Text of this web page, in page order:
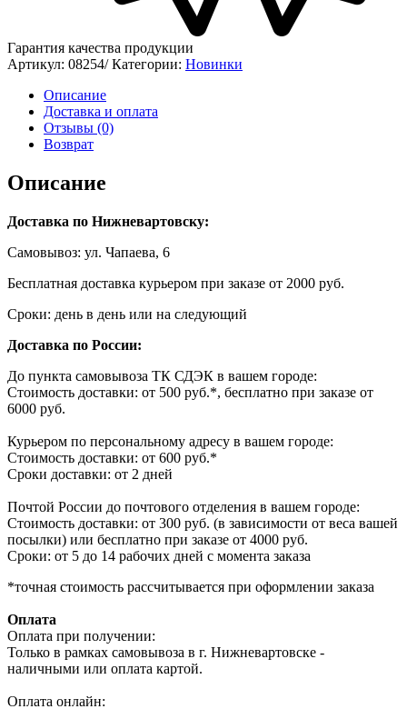
Гарантия качества продукции
Артикул: 08254/ Категории: Новинки
Описание
Доставка и оплата
Отзывы (0)
Возврат
Описание
Доставка по Нижневартовску:
Самовывоз: ул. Чапаева, 6
Бесплатная доставка курьером при заказе от 2000 руб.
Сроки: день в день или на следующий
Доставка по России:
До пункта самовывоза ТК СДЭК в вашем городе:
Стоимость доставки: от 500 руб.*, бесплатно при заказе от
6000 руб.
Курьером по персональному адресу в вашем городе:
Стоимость доставки: от 600 руб.*
Сроки доставки: от 2 дней
Почтой России до почтового отделения в вашем городе:
Стоимость доставки: от 300 руб. (в зависимости от веса вашей
посылки) или бесплатно при заказе от 4000 руб.
Сроки: от 5 до 14 рабочих дней с момента заказа
*точная стоимость рассчитывается при оформлении заказа
Оплата
Оплата при получении:
Только в рамках самовывоза в г. Нижневартовске -
наличными или оплата картой.
Оплата онлайн: